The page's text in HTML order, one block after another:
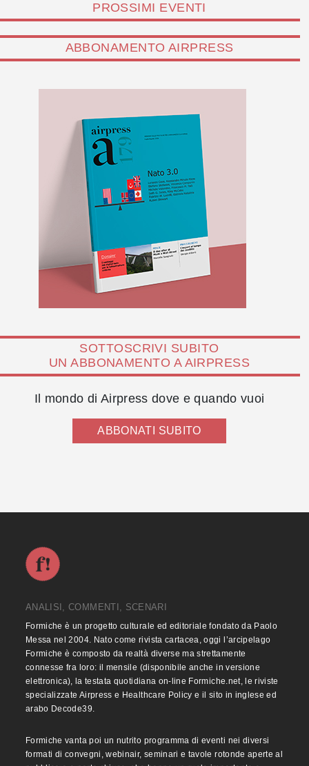
PROSSIMI EVENTI
ABBONAMENTO AIRPRESS
SOTTOSCRIVI SUBITO
UN ABBONAMENTO A AIRPRESS
Il mondo di Airpress dove e quando vuoi
ABBONATI SUBITO
ANALISI, COMMENTI, SCENARI
Formiche è un progetto culturale ed editoriale fondato da Paolo
Messa nel 2004. Nato come rivista cartacea, oggi l’arcipelago
Formiche è composto da realtà diverse ma strettamente
connesse fra loro: il mensile (disponibile anche in versione
elettronica), la testata quotidiana on-line Formiche.net, le riviste
specializzate Airpress e Healthcare Policy e il sito in inglese ed
arabo Decode39.
Formiche vanta poi un nutrito programma di eventi nei diversi
formati di convegni, webinair, seminari e tavole rotonde aperte al